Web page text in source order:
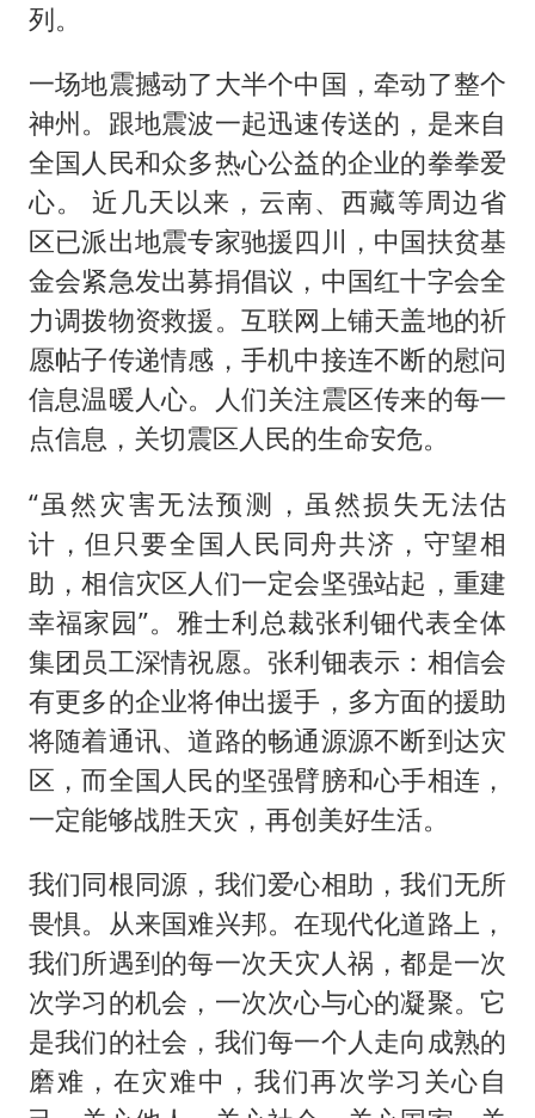
列。
一场地震撼动了大半个中国，牵动了整个
神州。跟地震波一起迅速传送的，是来自
全国人民和众多热心公益的企业的拳拳爱
心。 近几天以来，云南、西藏等周边省
区已派出地震专家驰援四川，中国扶贫基
金会紧急发出募捐倡议，中国红十字会全
力调拨物资救援。互联网上铺天盖地的祈
愿帖子传递情感，手机中接连不断的慰问
信息温暖人心。人们关注震区传来的每一
点信息，关切震区人民的生命安危。
“虽然灾害无法预测，虽然损失无法估
计，但只要全国人民同舟共济，守望相
助，相信灾区人们一定会坚强站起，重建
幸福家园”。雅士利总裁张利钿代表全体
集团员工深情祝愿。张利钿表示：相信会
有更多的企业将伸出援手，多方面的援助
将随着通讯、道路的畅通源源不断到达灾
区，而全国人民的坚强臂膀和心手相连，
一定能够战胜天灾，再创美好生活。
我们同根同源，我们爱心相助，我们无所
畏惧。从来国难兴邦。在现代化道路上，
我们所遇到的每一次天灾人祸，都是一次
次学习的机会，一次次心与心的凝聚。它
是我们的社会，我们每一个人走向成熟的
磨难，在灾难中，我们再次学习关心自